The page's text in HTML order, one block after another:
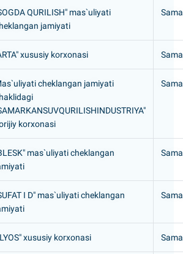
QURILISH" mas`uliyati
jamiyati
xususiy korxonasi
cheklangan jamiyati
korxonasi
mas`uliyati cheklangan
I D" mas`uliyati cheklangan
xususiy korxonasi